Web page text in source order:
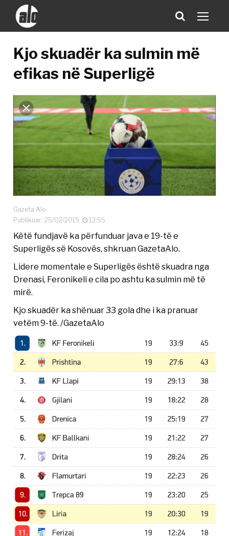
Kjo skuadër ka sulmin më
efikas në Superligë
Gazeta Alo
Publikuar: 25/02/2019
13:55
Këtë fundjavë ka përfunduar java e 19-të e
Superligës së Kosovës, shkruan GazetaAlo.
Lidere momentale e Superligës është skuadra nga
Drenasi, Feronikeli e cila po ashtu ka sulmin më të
mirë.
Kjo skuadër ka shënuar 33 gola dhe i ka pranuar
vetëm 9-të. /GazetaAlo